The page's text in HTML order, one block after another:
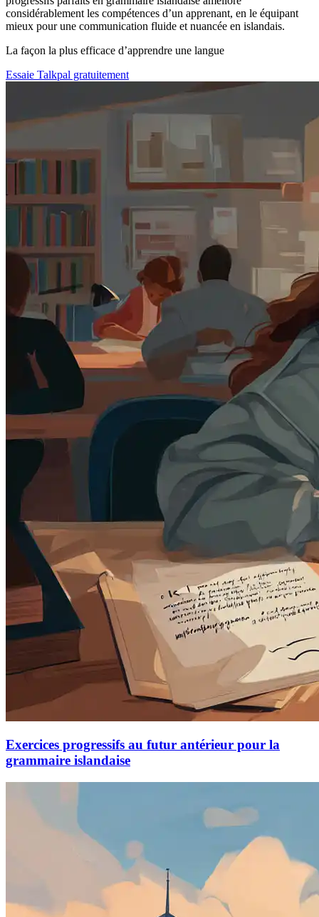
considérablement les compétences d’un apprenant, en le équipant
mieux pour une communication fluide et nuancée en islandais.
La façon la plus efficace d’apprendre une langue
Essaie Talkpal gratuitement
Exercices progressifs au futur antérieur pour la
grammaire islandaise